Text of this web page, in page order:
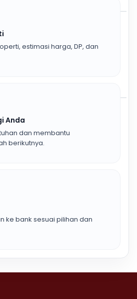
estimasi harga, DP, dan
Anda
dan membantu
berikutnya.
ke bank sesuai pilihan dan